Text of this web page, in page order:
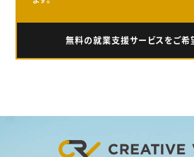
無料の就業支援サービスをご希